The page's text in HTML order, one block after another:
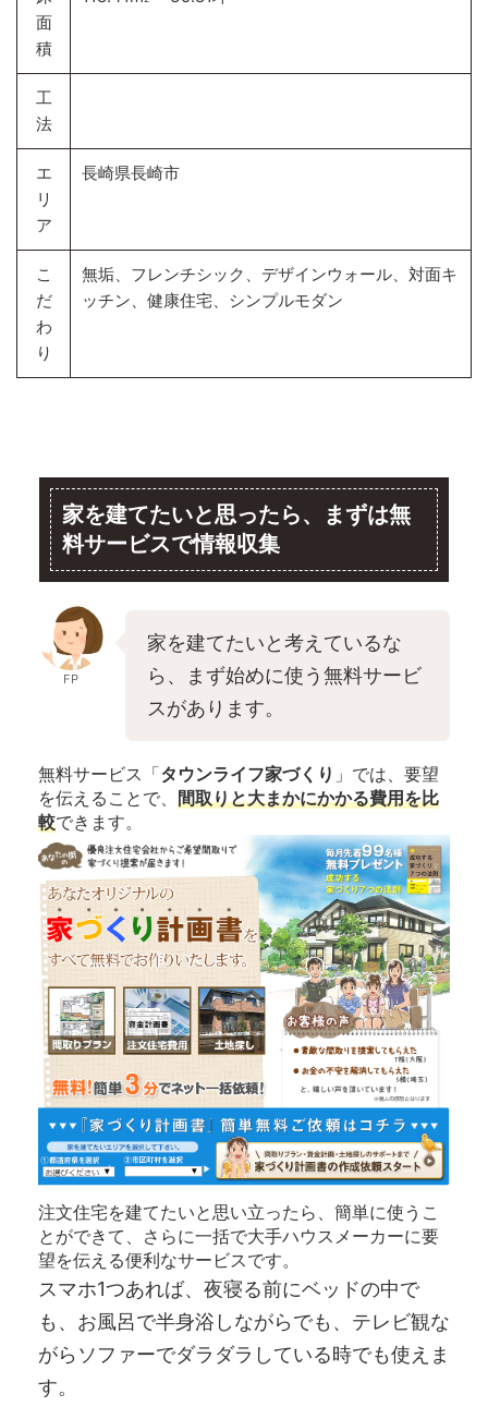
面
積
工
法
エ
リ
ア
長崎県長崎市
こ
だ
わ
り
無垢、フレンチシック、デザインウォール、対面キ
ッチン、健康住宅、シンプルモダン
家を建てたいと思ったら、まずは無
料サービスで情報収集
FP
家を建てたいと考えているな
ら、まず始めに使う無料サービ
スがあります。
無料サービス「タウンライフ家づくり 」では、要望
を伝えることで、 間取りと大まかにかかる費用を比
較できます。
注文住宅を建てたいと思い立ったら、簡単に使うこ
とができて、さらに一括で大手ハウスメーカーに要
望を伝える便利なサービスです。
スマホ1つあれば、夜寝る前にベッドの中で
も、お風呂で半身浴しながらでも、テレビ観な
がらソファーでダラダラしている時でも使えま
す。